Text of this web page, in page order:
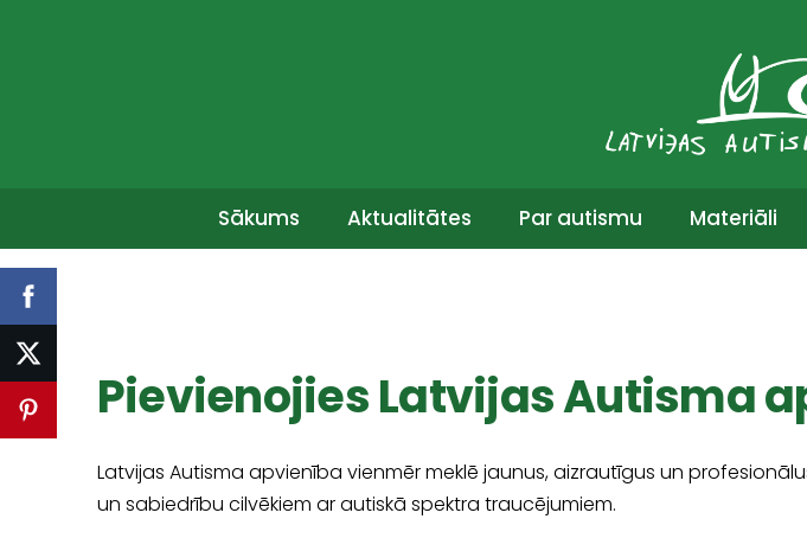
Sākums Aktualitātes Par autismu Materiāli
Pievienojies Latvijas Autisma
Latvijas Autisma apvienība vienmēr meklē jaunus, aizrautīgus un
un sabiedrību cilvēkiem ar autiskā spektra traucējumiem.